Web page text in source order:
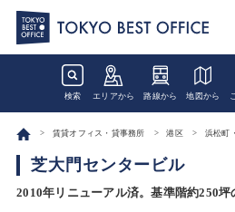
検索 エリアから 路線から 地図から
賃貸オフィス・貸事務所 港区 浜松町
芝大門センタービル
2010年リニューアル済。基準階約250坪